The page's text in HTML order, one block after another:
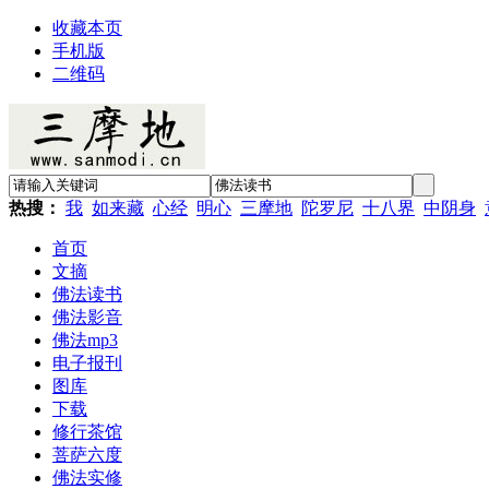
收藏本页
手机版
二维码
热搜： 我 如来藏 心经 明心 三摩地 陀罗尼 十八界 中阴身
首页
文摘
佛法读书
佛法影音
佛法mp3
电子报刊
图库
下载
修行茶馆
菩萨六度
佛法实修